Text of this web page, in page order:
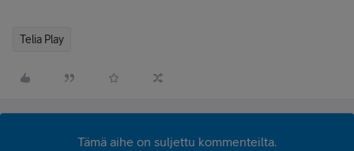
Telia Play
Tämä aihe on suljettu kommenteilta.